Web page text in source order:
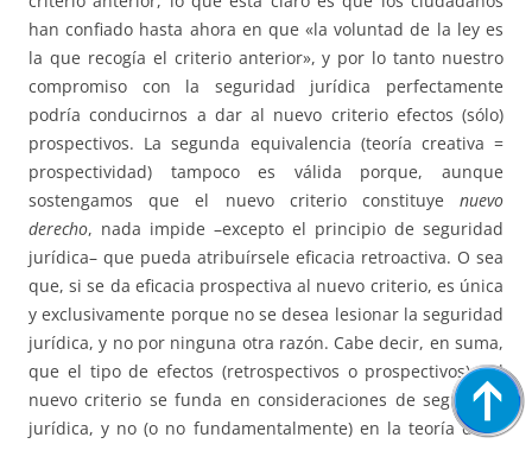
han confiado hasta ahora en que «la voluntad de la ley es
la que recogía el criterio anterior», y por lo tanto nuestro
compromiso con la seguridad jurídica perfectamente
podría conducirnos a dar al nuevo criterio efectos (sólo)
prospectivos. La segunda equivalencia (teoría creativa =
prospectividad) tampoco es válida porque, aunque
sostengamos que el nuevo criterio constituye nuevo
derecho, nada impide –excepto el principio de seguridad
jurídica– que pueda atribuírsele eficacia retroactiva. O sea
que, si se da eficacia prospectiva al nuevo criterio, es única
y exclusivamente porque no se desea lesionar la seguridad
jurídica, y no por ninguna otra razón. Cabe decir, en suma,
que el tipo de efectos (retrospectivos o prospectivos) del
nuevo criterio se funda en consideraciones de seguridad
jurídica, y no (o no fundamentalmente) en la teoría de la